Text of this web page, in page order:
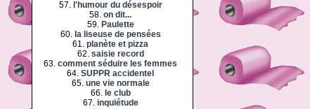
57. l'humour du désespoir
58. on dit...
59. Paulette
60. la liseuse de pensées
61. planète et pizza
62. saisie record
63. comment séduire les femmes
64. SUPPR accidentel
65. une vie normale
66. le club
67. inquiétude